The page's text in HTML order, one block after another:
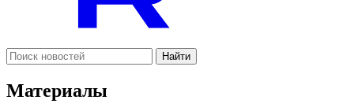
Найти
Материалы